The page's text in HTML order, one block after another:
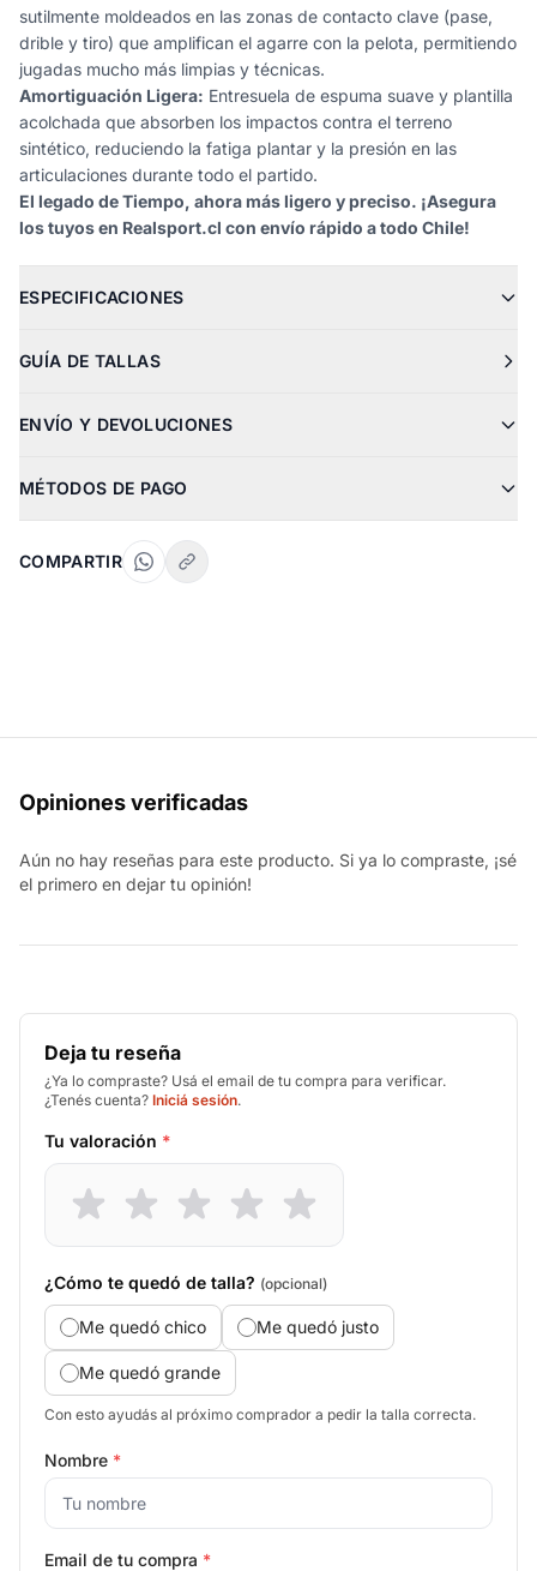
sutilmente moldeados en las zonas de contacto clave (pase,
drible y tiro) que amplifican el agarre con la pelota, permitiendo
jugadas mucho más limpias y técnicas.
Amortiguación Ligera: Entresuela de espuma suave y plantilla
acolchada que absorben los impactos contra el terreno
sintético, reduciendo la fatiga plantar y la presión en las
articulaciones durante todo el partido.
El legado de Tiempo, ahora más ligero y preciso. ¡Asegura
los tuyos en Realsport.cl con envío rápido a todo Chile!
ESPECIFICACIONES
GUÍA DE TALLAS
ENVÍO Y DEVOLUCIONES
MÉTODOS DE PAGO
COMPARTIR
Opiniones verificadas
Aún no hay reseñas para este producto. Si ya lo compraste, ¡sé
el primero en dejar tu opinión!
Deja tu reseña
¿Ya lo compraste? Usá el email de tu compra para verificar.
¿Tenés cuenta? Iniciá sesión.
Tu valoración *
¿Cómo te quedó de talla? (opcional)
Me quedó chico Me quedó justo
Me quedó grande
Con esto ayudás al próximo comprador a pedir la talla correcta.
Nombre *
Email de tu compra *